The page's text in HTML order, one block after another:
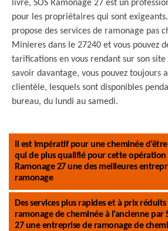
livre, SOS Ramonage 27 est un
pour les propriétaires qui sont
propose des services de ramonage pas
Minieres dans le 27240 et vous pouvez
tarifications en vous rendant sur son
savoir davantage, vous pouvez toujours
clientèle, lesquels sont disponibles
bureau, du lundi au samedi.
Il est impératif pour une cheminée
qui de plus qualifié pour cette opération
Ramonage 27 une des meilleures
ramonage
Des services plus rapides et à prix
ramonage de cheminée à l’ancienne par
27 une entreprise de ramonage de